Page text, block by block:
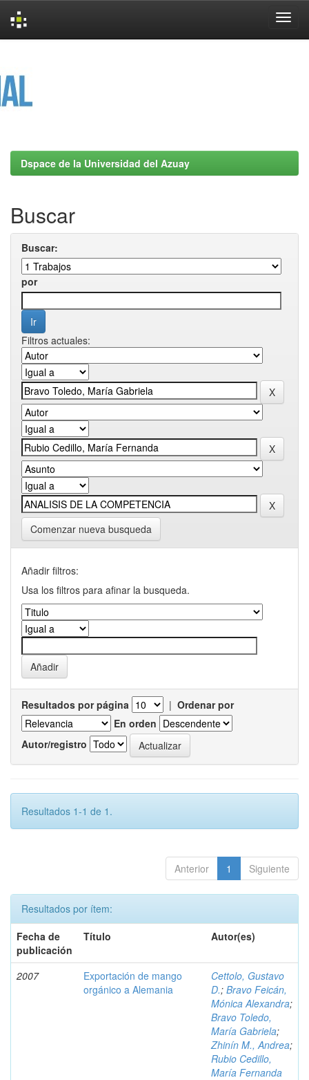
Dspace de la Universidad del Azuay
Buscar
Buscar:
por
Filtros actuales:
Comenzar nueva busqueda
Añadir filtros:
Usa los filtros para afinar la busqueda.
Resultados por página | Ordenar por
En orden
Autor/registro
Resultados 1-1 de 1.
Anterior 1 Siguiente
Resultados por ítem:
Fecha de
publicación
Título Autor(es)
2007
Exportación de mango
orgánico a Alemania
Cettolo, Gustavo
D.; Bravo Feicán,
Mónica Alexandra;
Bravo Toledo,
María Gabriela;
Zhinín M., Andrea;
Rubio Cedillo,
María Fernanda